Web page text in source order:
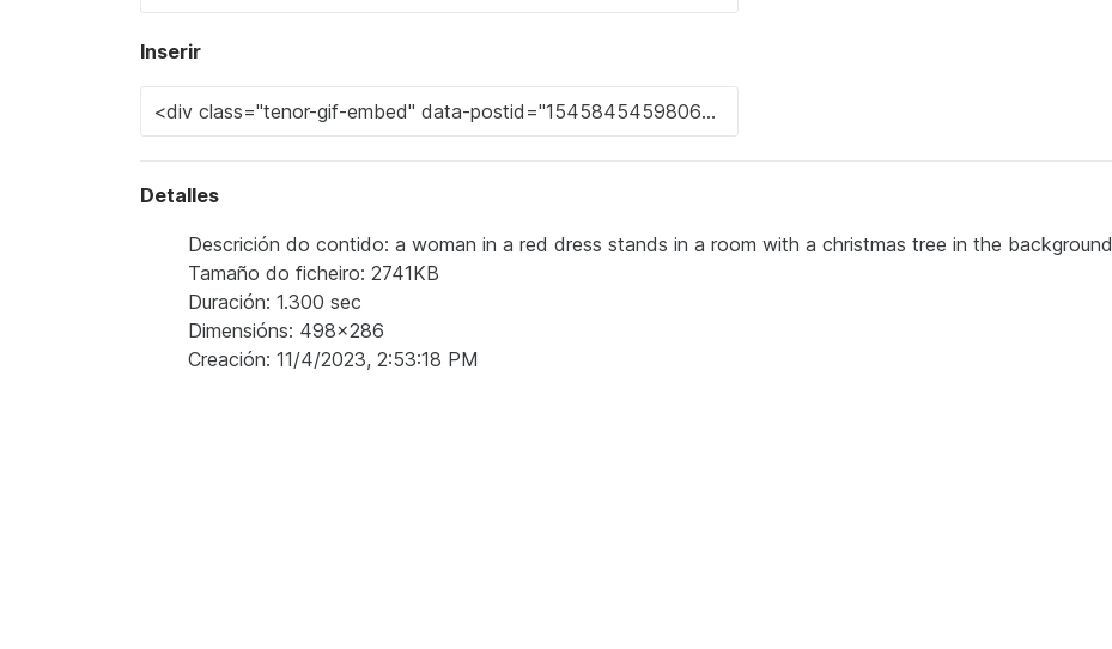
Inserir
Detalles
Descrición do contido: a woman in a red dress stands in a room with a christmas tree in the background
Tamaño do ficheiro: 2741KB
Duración: 1.300 sec
Dimensións: 498x286
Creación: 11/4/2023, 2:53:18 PM